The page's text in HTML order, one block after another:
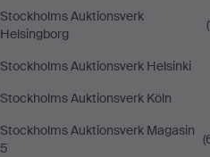
Stockholms Auktionsverk
Helsingborg
Stockholms Auktionsverk Helsinki
Stockholms Auktionsverk Köln
Stockholms Auktionsverk Magasin
5